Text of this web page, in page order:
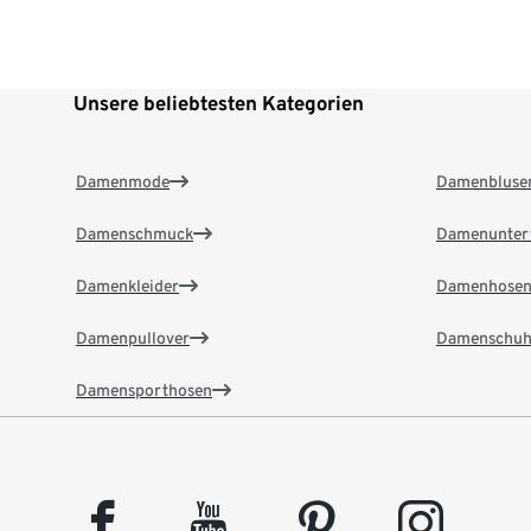
Unsere beliebtesten Kategorien
Damenmode
Damenschmuck
Damenkleider
Damenpullover
Damensporthosen
Damenhosen